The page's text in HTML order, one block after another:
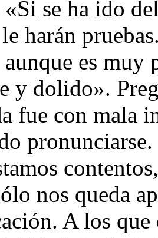
se ha ido
harán
es muy
y dolido».
fue con mala
nos queda
A los